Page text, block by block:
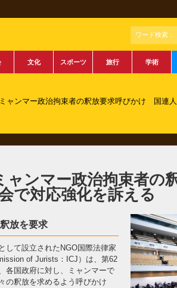
ワード検索：
文化 スポーツ 旅行 学術
ャンマー政治拘束者の釈放要求呼びかけ 国連
ャンマー政治拘束者の
で対応強化を訴える
放を要求
して設立されたNGO国際法律家
of Jurists：ICJ）は、第62
各国政府に対し、ミャンマーで
の釈放を求めるよう呼びかけ